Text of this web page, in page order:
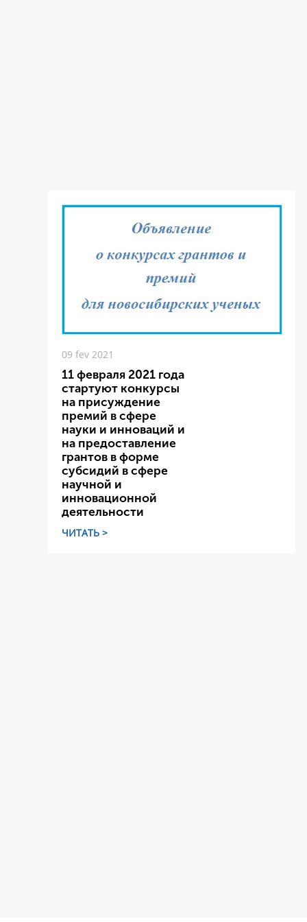
09 fev 2021
11 февраля 2021 года
стартуют конкурсы
на присуждение
премий в сфере
науки и инноваций и
на предоставление
грантов в форме
субсидий в сфере
научной и
инновационной
деятельности
ЧИТАТЬ >